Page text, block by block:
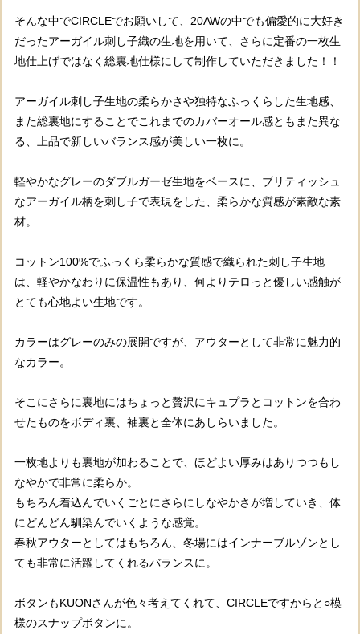
そんな中でCIRCLEでお願いして、20AWの中でも偏愛的に大好き
だったアーガイル刺し子織の生地を用いて、さらに定番の一枚生
地仕上げではなく総裏地仕様にして制作していただきました！！
アーガイル刺し子生地の柔らかさや独特なふっくらした生地感、
また総裏地にすることでこれまでのカバーオール感ともまた異な
る、上品で新しいバランス感が美しい一枚に。
軽やかなグレーのダブルガーゼ生地をベースに、ブリティッシュ
なアーガイル柄を刺し子で表現をした、柔らかな質感が素敵な素
材。
コットン100%でふっくら柔らかな質感で織られた刺し子生地
は、軽やかなわりに保温性もあり、何よりテロっと優しい感触が
とても心地よい生地です。
カラーはグレーのみの展開ですが、アウターとして非常に魅力的
なカラー。
そこにさらに裏地にはちょっと贅沢にキュプラとコットンを合わ
せたものをボディ裏、袖裏と全体にあしらいました。
一枚地よりも裏地が加わることで、ほどよい厚みはありつつもし
なやかで非常に柔らか。
もちろん着込んでいくごとにさらにしなやかさが増していき、体
にどんどん馴染んでいくような感覚。
春秋アウターとしてはもちろん、冬場にはインナーブルゾンとし
ても非常に活躍してくれるバランスに。
ボタンもKUONさんが色々考えてくれて、CIRCLEですからと○模
様のスナップボタンに。